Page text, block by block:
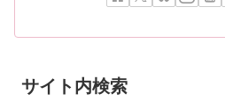
サイト内検索